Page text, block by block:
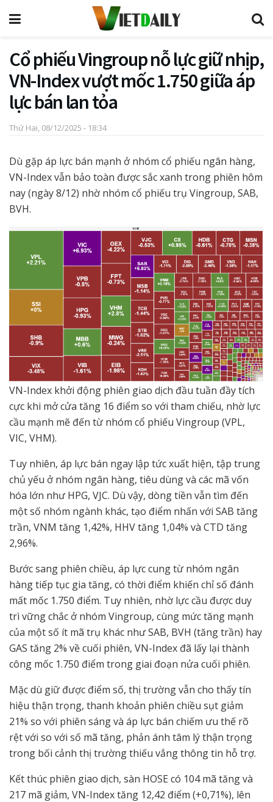
Cổ phiếu Vingroup nỗ lực giữ nhịp,
VN-Index vượt mốc 1.750 giữa áp
lực bán lan tỏa
Thứ Hai, 08/12/2025 - 18:34
Dù gặp áp lực bán mạnh ở nhóm cổ phiếu ngân hàng,
VN-Index vẫn bảo toàn được sắc xanh trong phiên hôm
nay (ngày 8/12) nhờ nhóm cổ phiếu trụ Vingroup, SAB,
BVH.
VN-Index khởi động phiên giao dịch đầu tuần đầy tích
cực khi mở cửa tăng 16 điểm so với tham chiếu, nhờ lực
cầu mạnh mẽ đến từ nhóm cổ phiếu Vingroup (VPL,
VIC, VHM).
Tuy nhiên, áp lực bán ngay lập tức xuất hiện, tập trung
chủ yếu ở nhóm ngân hàng, tiêu dùng và các mã vốn
hóa lớn như HPG, VJC. Dù vậy, dòng tiền vẫn tìm đến
một số nhóm ngành khác, tạo điểm nhấn với SAB tăng
trần, VNM tăng 1,42%, HHV tăng 1,04% và CTD tăng
2,96%.
Bước sang phiên chiều, áp lực cung từ nhóm ngân
hàng tiếp tục gia tăng, có thời điểm khiến chỉ số đánh
mất mốc 1.750 điểm. Tuy nhiên, nhờ lực cầu được duy
trì vững chắc ở nhóm Vingroup, cùng mức tăng mạnh
của một số ít mã trụ khác như SAB, BVH (tăng trần) hay
GAS tăng 2% về cuối phiên, VN-Index đã lấy lại thành
công mốc 1.750 điểm trong giai đoạn nửa cuối phiên.
Mặc dù giữ được điểm số, thị trường vẫn cho thấy tín
hiệu thận trọng, thanh khoản phiên chiều sụt giảm
21% so với phiên sáng và áp lực bán chiếm ưu thế rõ
rệt với so với số mã tăng, phản ánh tâm lý thận trọng
trong bối cảnh thị trường thiếu vắng thông tin hỗ trợ.
Kết thúc phiên giao dịch, sàn HOSE có 104 mã tăng và
217 mã giảm, VN-Index tăng 12,42 điểm (+0,71%), lên